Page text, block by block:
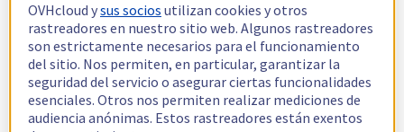
OVHcloud ysus socios utilizan cookies y otros
rastreadores en nuestro sitio web. Algunos rastreadores
son estrictamente necesarios para el funcionamiento
del sitio. Nos permiten, en particular, garantizar la
seguridad del servicio o asegurar ciertas funcionalidades
esenciales. Otros nos permiten realizar mediciones de
audiencia anónimas. Estos rastreadores están exentos